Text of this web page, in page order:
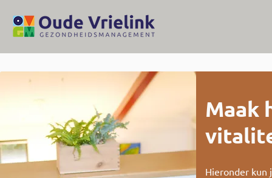
Maak
Hieronder kun